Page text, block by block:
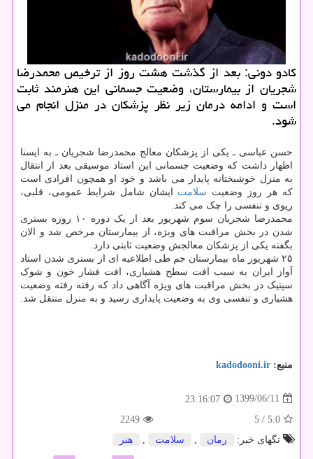
كادو دونی: بعد از گذشت هشت روز از ترخیص محمدرضا
شجریان از بیمارستان، وضعیت جسمانی این هنرمند ثابت
است و ادامه درمان زیر نظر پزشكان در منزل انجام می
شود.
حسن عباسی ـ یکی از پزشکان معالج محمدرضا شجریان ـ به ایسنا
اظهار داشت که وضعیت جسمانی این استاد موسیقی بعد از انتقال
به منزل خوشبختانه پایدار می باشد و خود او همچون افرادی است
که هر روز وضعیت سلامت ایشان شامل شرایط عمومی، قلبی،
ریوی و تنفسی را چک می کند.
محمدرضا شجریان سوم شهریور بعد از یک دوره ۱۰ روزه بستری
شدن در بخش مراقبت های ویژه، از بیمارستان مرخص شد و الان
بگفته یکی از پزشکان معالجش وضعیت ثابتی دارد.
۲۵ شهریور ماه بیمارستان جم طی اطلاعیه ای از بستری شدن استاد
آواز ایران به سبب افت سطح هشیاری، افت فشار خون و شوک
سپتیک در بخش مراقبت های ویژه آگاهی داد که رفته رفته وضعیت
هشیاری و تنفسی وی به وضعیت پایداری رسید و به منزل منتقل شد.
منبع: kadodooni.ir
1399/06/11
23:16:07
5.0
/ 5
2249
تگهای خبر:
رمان , سلامت , هنر